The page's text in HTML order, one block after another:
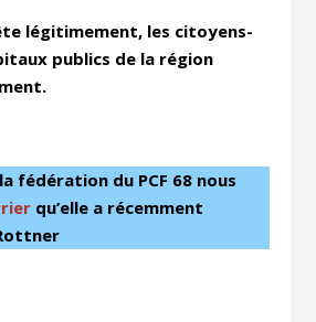
légitimement, les citoyens-
publics de la région
fédération du PCF 68 nous
qu’elle a récemment